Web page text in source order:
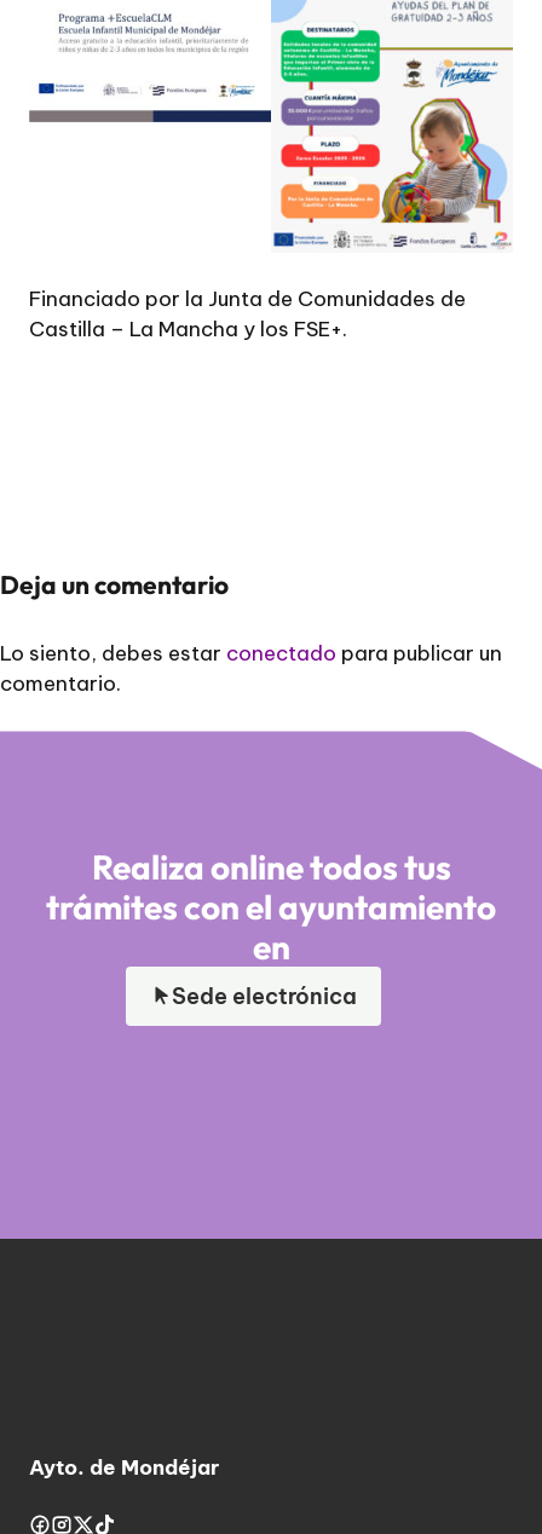
Financiado por la Junta de Comunidades de
Castilla – La Mancha y los FSE+.
Deja un comentario
Lo siento, debes estar conectado para publicar un
comentario.
Realiza online todos tus
trámites con el ayuntamiento
en
Sede electrónica
Ayto. de Mondéjar